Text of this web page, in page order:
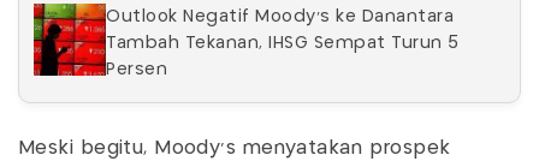
Outlook Negatif Moody's ke Danantara
Tambah Tekanan, IHSG Sempat Turun 5
Persen
Meski begitu, Moody’s menyatakan prospek